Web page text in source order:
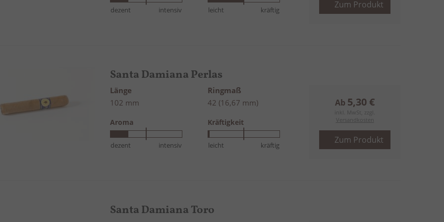
dezent intensiv leicht kräftig Zum Produkt
Santa Damiana Perlas
Länge
102 mm
Ringmaß
42 (16,67 mm)
Aroma
dezent intensiv
Kräftigkeit
leicht kräftig
Ab 5,30 €
inkl. MwSt, zzgl.
Versandkosten
Zum Produkt
Santa Damiana Toro